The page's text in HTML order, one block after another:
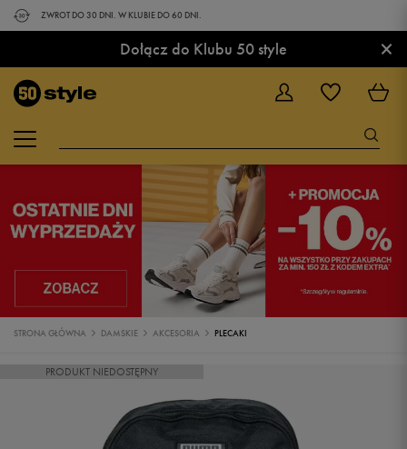
ZWROT DO 30 DNI. W KLUBIE DO 60 DNI.
Dołącz do Klubu 50 style ×
STRONA GŁÓWNA DAMSKIE AKCESORIA PLECAKI
PRODUKT NIEDOSTĘPNY